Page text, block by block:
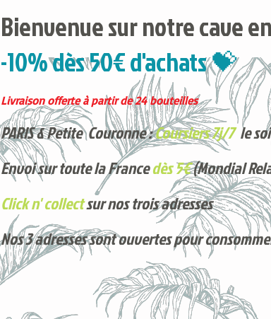
Bienvenue sur notre cave
-10% dès 50€ d'achats 💝
Livraison offerte à partir de 24 bouteilles
PARIS & Petite Couronne :Coursiers 7j/7le
Envoi sur toute la Francedès 5€(Mondial
Click n' collectsur nos trois adresses
Nos 3 adresses sont ouvertes pour
Voici nos derniers arrivages !
Produits phares